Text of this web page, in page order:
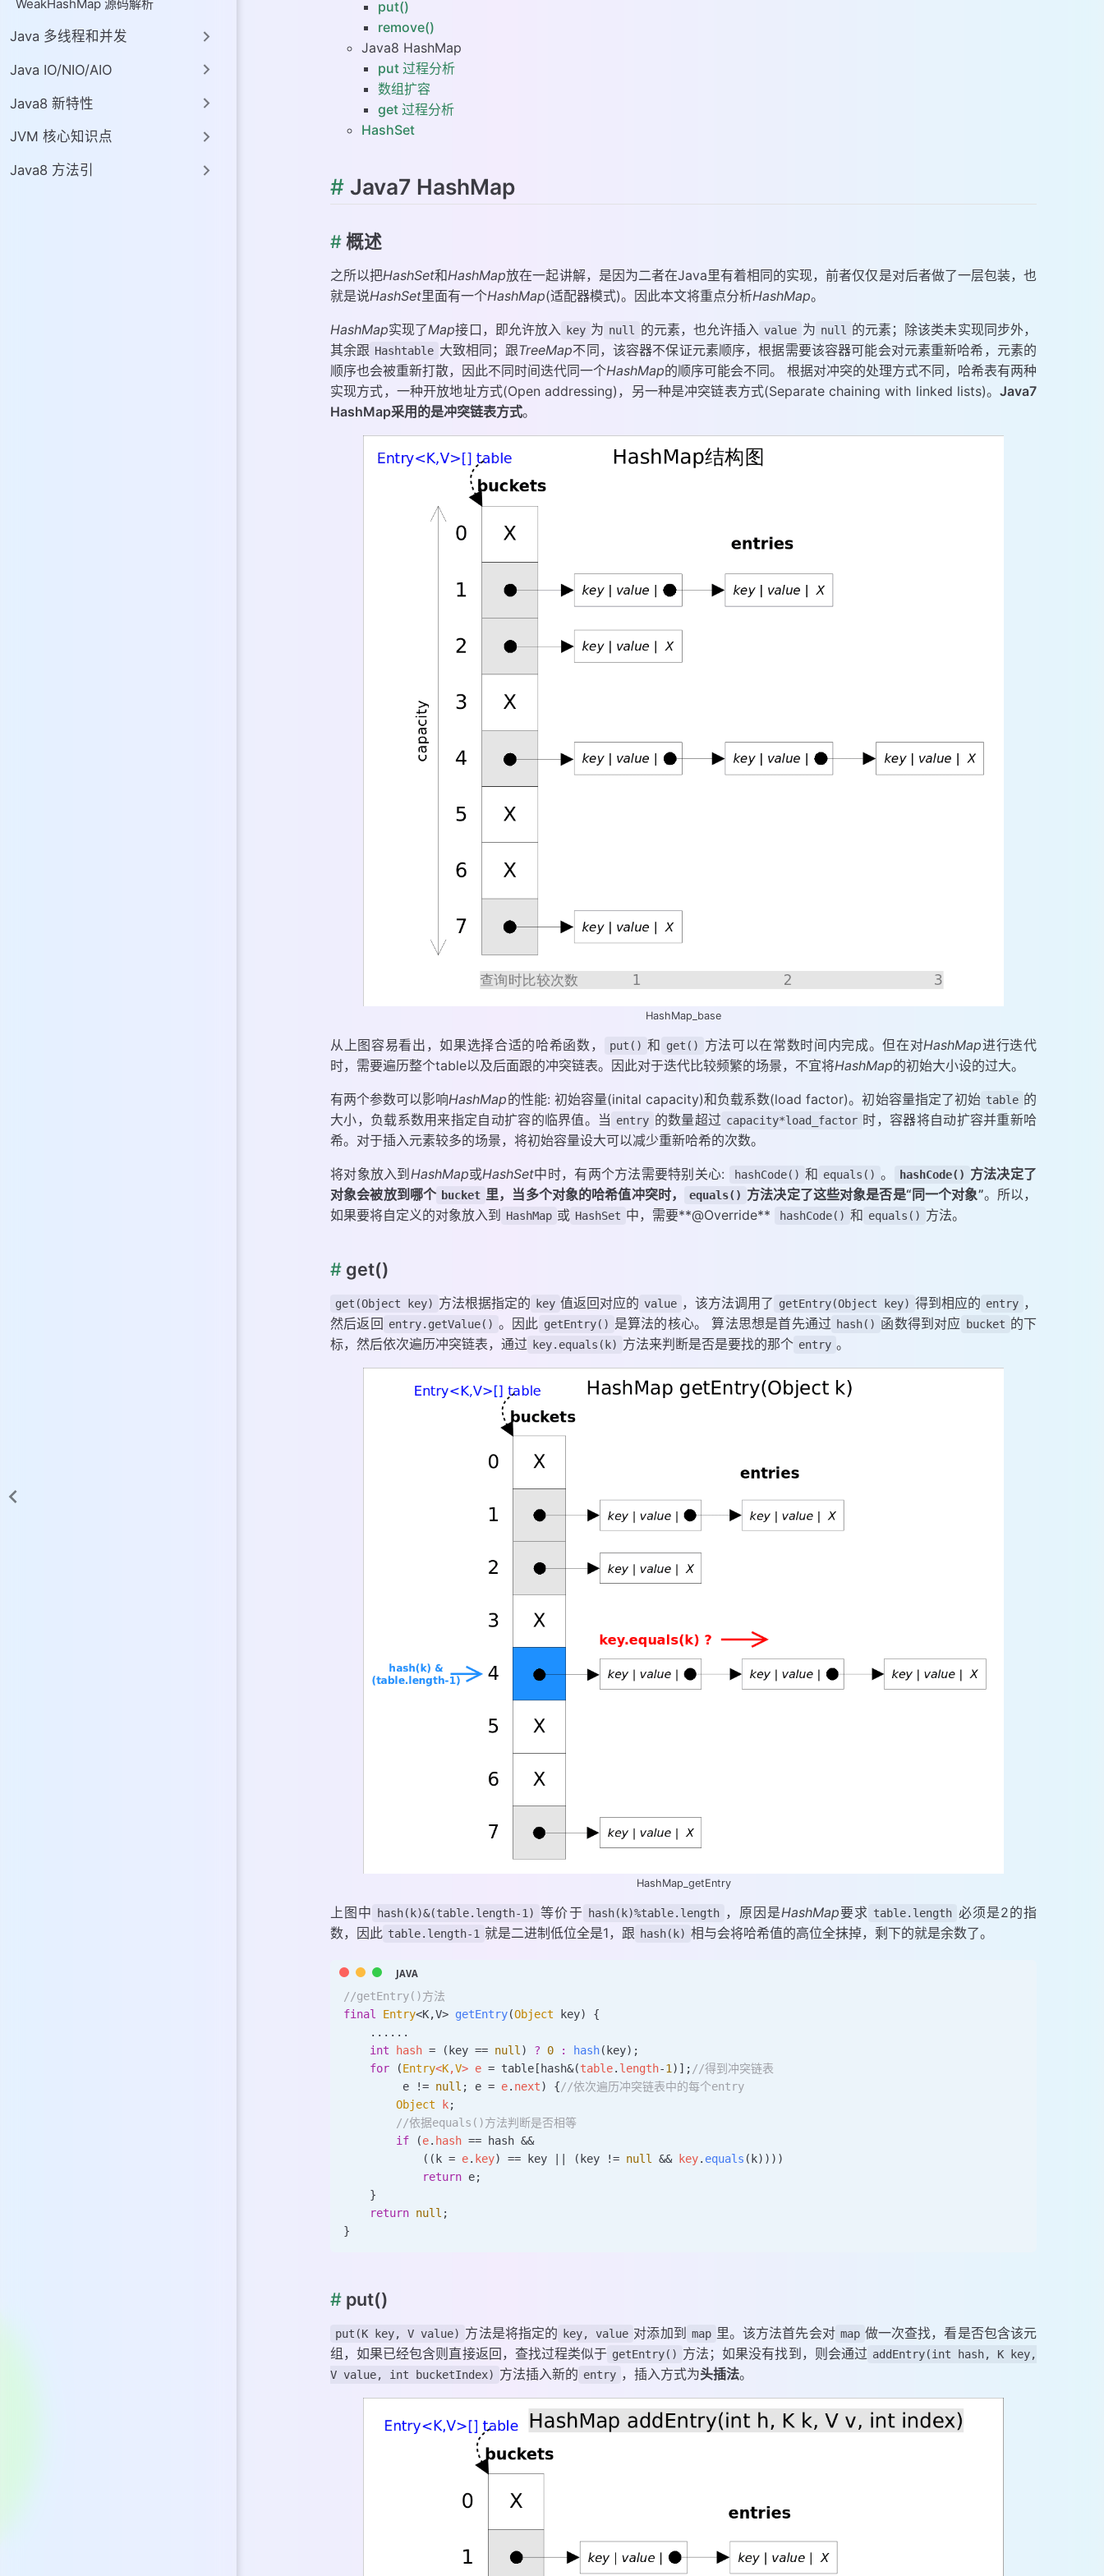
WeakHashMap 源码解析
Java 多线程和并发
Java IO/NIO/AIO
Java8 新特性
JVM 核心知识点
Java8 方法引
put()
remove()
Java8 HashMap
put 过程分析
数组扩容
get 过程分析
HashSet
# Java7 HashMap
#概述
之所以把HashSet和HashMap放在一起讲解，是因为二者在Java里有着相同的实现，前者仅仅是对后者做了一层包装，也
就是说HashSet里面有一个HashMap(适配器模式)。因此本文将重点分析HashMap。
HashMap实现了Map接口，即允许放入 key 为 null 的元素，也允许插入 value 为 null 的元素；除该类未实现同步外，
其余跟 Hashtable 大致相同；跟TreeMap不同，该容器不保证元素顺序，根据需要该容器可能会对元素重新哈希，元素的
顺序也会被重新打散，因此不同时间迭代同一个HashMap的顺序可能会不同。 根据对冲突的处理方式不同，哈希表有两种
实现方式，一种开放地址方式(Open addressing)，另一种是冲突链表方式(Separate chaining with linked lists)。 Java7
HashMap采用的是冲突链表方式。
HashMap_base
从上图容易看出，如果选择合适的哈希函数， put() 和 get() 方法可以在常数时间内完成。但在对HashMap进行迭代
时，需要遍历整个table以及后面跟的冲突链表。因此对于迭代比较频繁的场景，不宜将HashMap的初始大小设的过大。
有两个参数可以影响HashMap的性能: 初始容量(inital capacity)和负载系数(load factor)。初始容量指定了初始 table 的
大小，负载系数用来指定自动扩容的临界值。当 entry 的数量超过 capacity*load_factor 时，容器将自动扩容并重新哈
希。对于插入元素较多的场景，将初始容量设大可以减少重新哈希的次数。
将对象放入到 HashMap或HashSet中时，有两个方法需要特别关心: hashCode() 和 equals() 。 hashCode() 方法决定了
对象会被放到哪个 bucket 里，当多个对象的哈希值冲突时， equals() 方法决定了这些对象是否是“同一个对象”。所以，
如果要将自定义的对象放入到
HashMap 或 HashSet 中，需要**@Override** hashCode() 和 equals() 方法。
# get()
get(Object key) 方法根据指定的 key 值返回对应的 value ，该方法调用了 getEntry(Object key) 得到相应的 entry ，
然后返回 entry.getValue() 。因此 getEntry() 是算法的核心。 算法思想是首先通过 hash() 函数得到对应 bucket 的下
标，然后依次遍历冲突链表，通过
key.equals(k) 方法来判断是否是要找的那个 entry 。
HashMap_getEntry
上图中 hash(k)&(table.length-1) 等价于 hash(k)%table.length ，原因是HashMap要求 table.length 必须是2的指
数，因此 table.length-1 就是二进制低位全是1，跟 hash(k) 相与会将哈希值的高位全抹掉，剩下的就是余数了。
//getEntry()方法
final
Entry<K,V> getEntry(Object key) {
	......
	int
hash = (key == null ) ? 0 : hash(key) ;
    for
(Entry<K,V> e = table[hash&(table. length-1 )] ; //得到冲突链表
         e
!= null ; e = e. next) {//依次遍历冲突链表中的每个entry
        Object
k;
        //依据equals()方法判断是否相等
        if
(e. hash == hash &&
            ((k
= e. key) == key (key != null && key. equals (k) )))
            return
e;
    }
    return
null ;
}
# put()
put(K key, V value) 方法是将指定的 key, value 对添加到 map 里。该方法首先会对 map 做一次查找，看是否包含该元
组，如果已经包含则直接返回，查找过程类似于 getEntry() 方法；如果没有找到，则会通过 addEntry(int hash, K key,
V value, int bucketIndex) 方法插入新的 entry ，插入方式为头插法。